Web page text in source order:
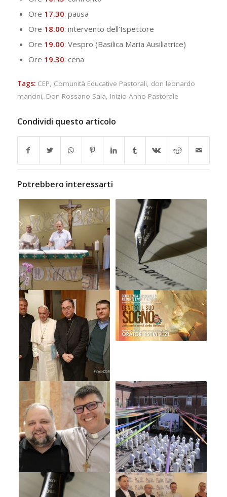
Ore 17.30: pausa
Ore 18.00: intervento dell’Ispettore
Ore 19.00: Vespro (Basilica Maria Ausiliatrice)
Ore 19.30: cena
Tags: CEP, Comunità Educative Pastorali, don leonardo
mancini, Don Rossano Sala, Inizio Anno Pastorale
Condividi questo articolo
Potrebbero interessarti